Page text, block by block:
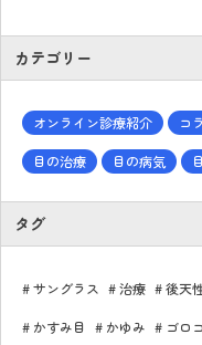
カテゴリー
オンライン診療紹介 コ
目の治療 目の病気
タグ
サングラス 治療 後天
かすみ目 かゆみ ゴロ